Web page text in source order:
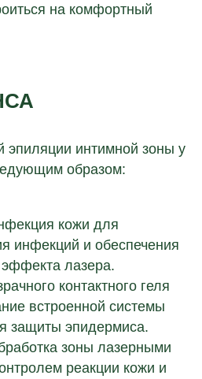
на комфортный
эпиляции интимной зоны у
образом:
кожи для
инфекций и обеспечения
лазера.
контактного геля
встроенной системы
защиты эпидермиса.
зоны лазерными
реакции кожи и
как открыть
политики